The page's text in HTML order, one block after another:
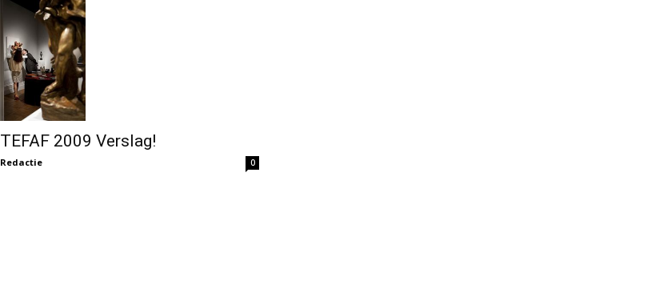
TEFAF 2009 Verslag!
Redactie 0